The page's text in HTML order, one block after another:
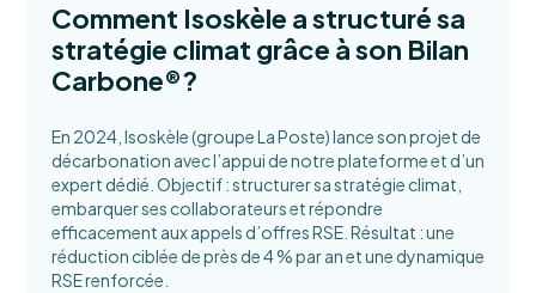
Comment Isoskèle a structuré sa
stratégie climat grâce à son Bilan
Carbone®?
En 2024, Isoskèle (groupe La Poste) lance son projet de
décarbonation avec l’appui de notre plateforme et d’un
expert dédié. Objectif : structurer sa stratégie climat,
embarquer ses collaborateurs et répondre
efficacement aux appels d’offres RSE. Résultat : une
réduction ciblée de près de 4 % par an et une dynamique
RSE renforcée.